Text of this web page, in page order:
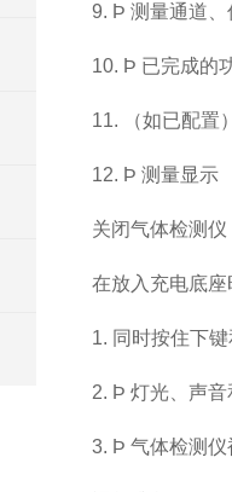
9. Þ 测量通道
10. Þ 已完成的
11. （如已配置
12. Þ 测量显示
关闭气体检测仪
在放入充电底
1. 同时按住下键
2. Þ 灯光、声
3. Þ 气体检测仪